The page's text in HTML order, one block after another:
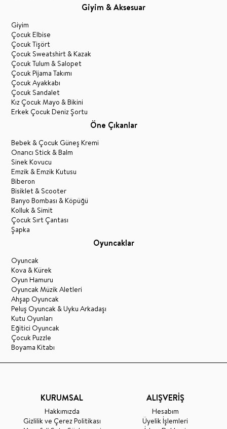
Giyim & Aksesuar
Giyim
Çocuk Elbise
Çocuk Tişört
Çocuk Sweatshirt & Kazak
Çocuk Tulum & Salopet
Çocuk Pijama Takımı
Çocuk Ayakkabı
Çocuk Sandalet
Kız Çocuk Mayo & Bikini
Erkek Çocuk Deniz Şortu
Öne Çıkanlar
Bebek & Çocuk Güneş Kremi
Onarıcı Stick & Balm
Sinek Kovucu
Emzik & Emzik Kutusu
Biberon
Bisiklet & Scooter
Banyo Bombası & Köpüğü
Kolluk & Simit
Çocuk Sırt Çantası
Şapka
Oyuncaklar
Oyuncak
Kova & Kürek
Oyun Hamuru
Oyuncak Müzik Aletleri
Ahşap Oyuncak
Peluş Oyuncak & Uyku Arkadaşı
Kutu Oyunları
Eğitici Oyuncak
Çocuk Puzzle
Boyama Kitabı
KURUMSAL
Hakkımızda
Gizlilik ve Çerez Politikası
ALIŞVERİŞ
Hesabım
Üyelik İşlemleri